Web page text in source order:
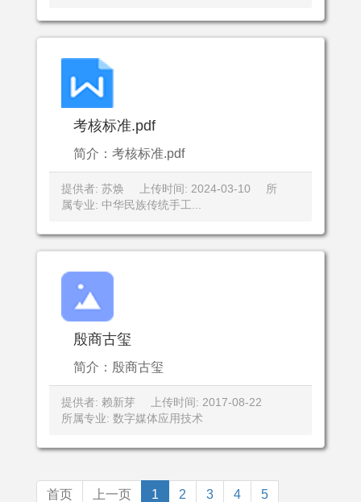
考核标准.pdf
简介：考核标准.pdf
提供者: 苏焕 上传时间: 2024-03-10
所
属专业: 中华民族传统手工...
殷商古玺
简介：殷商古玺
提供者: 赖新芽
上传时间: 2017-08-22
所属专业: 数字媒体应用技术
首页 上一页 1 2 3 4 5